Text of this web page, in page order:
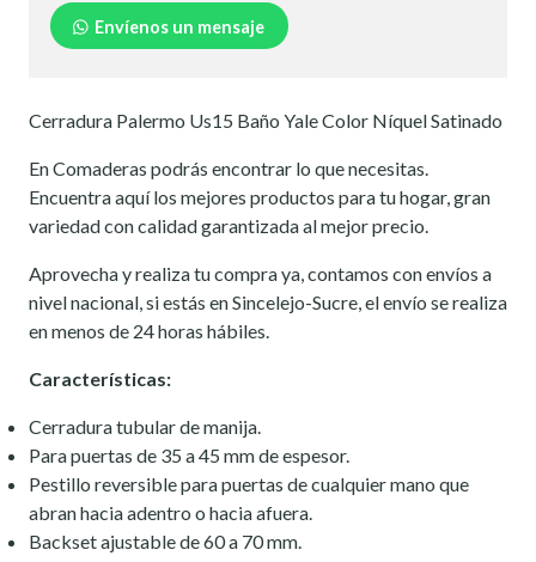
Envíenos un mensaje
Cerradura Palermo Us15 Baño Yale Color Níquel Satinado
En Comaderas podrás encontrar lo que necesitas.
Encuentra aquí los mejores productos para tu hogar, gran
variedad con calidad garantizada al mejor precio.
Aprovecha y realiza tu compra ya, contamos con envíos a
nivel nacional, si estás en Sincelejo-Sucre, el envío se realiza
en menos de 24 horas hábiles.
Características:
Cerradura tubular de manija.
Para puertas de 35 a 45 mm de espesor.
Pestillo reversible para puertas de cualquier mano que
abran hacia adentro o hacia afuera.
Backset ajustable de 60 a 70 mm.